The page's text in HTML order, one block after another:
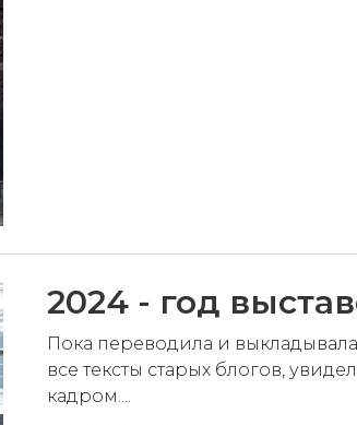
2024 - год
Пока переводила и
все тексты старых блогов,
кадром....